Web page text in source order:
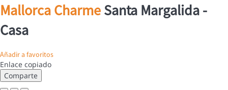
Mallorca CharmeSanta Margalida -
Casa
Añadir a favoritos
Enlace copiado
Comparte